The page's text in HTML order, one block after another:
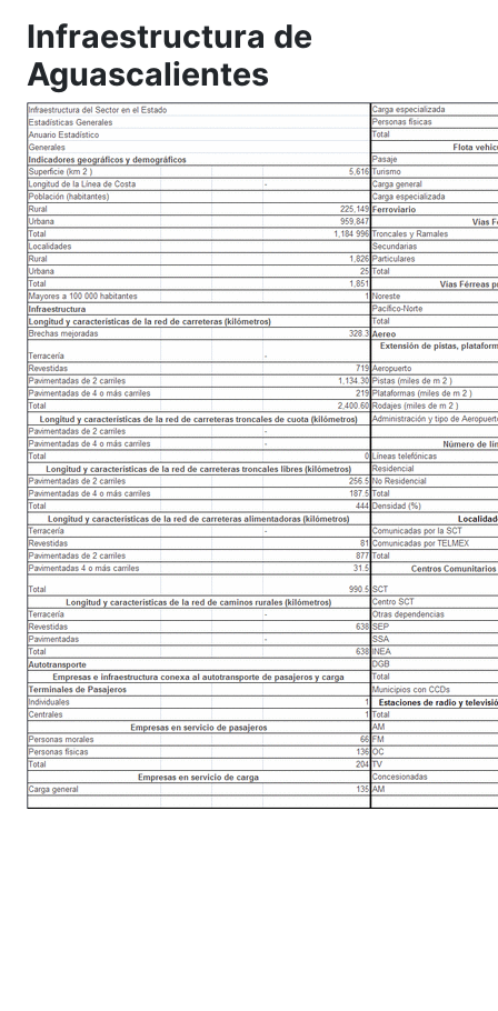
Infraestructura de
Aguascalientes